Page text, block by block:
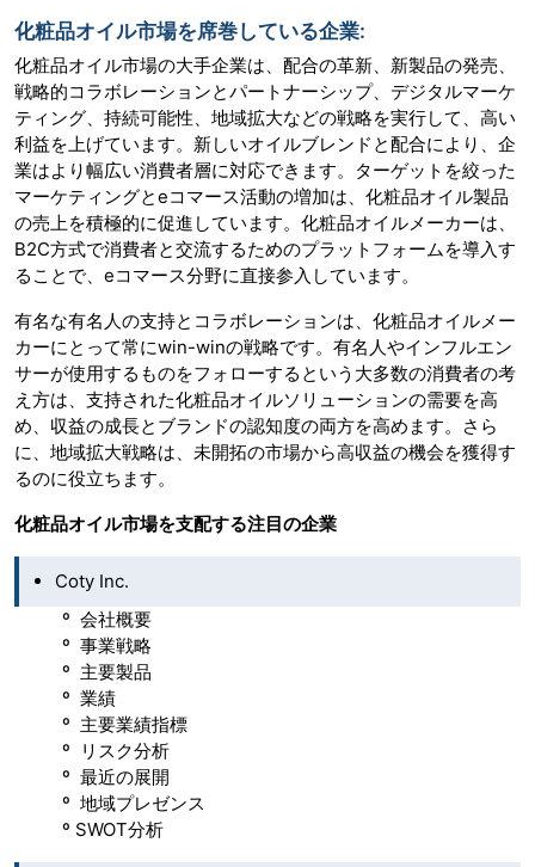
化粧品オイル市場を席巻している企業:
化粧品オイル市場の大手企業は、配合の革新、新製品の発売、
戦略的コラボレーションとパートナーシップ、デジタルマーケ
ティング、持続可能性、地域拡大などの戦略を実行して、高い
利益を上げています。新しいオイルブレンドと配合により、企
業はより幅広い消費者層に対応できます。ターゲットを絞った
マーケティングとeコマース活動の増加は、化粧品オイル製品
の売上を積極的に促進しています。化粧品オイルメーカーは、
B2C方式で消費者と交流するためのプラットフォームを導入す
ることで、eコマース分野に直接参入しています。
有名な有名人の支持とコラボレーションは、化粧品オイルメー
カーにとって常にwin-winの戦略です。有名人やインフルエン
サーが使用するものをフォローするという大多数の消費者の考
え方は、支持された化粧品オイルソリューションの需要を高
め、収益の成長とブランドの認知度の両方を高めます。さら
に、地域拡大戦略は、未開拓の市場から高収益の機会を獲得す
るのに役立ちます。
化粧品オイル市場を支配する注目の企業
Coty Inc.
º 会社概要
º 事業戦略
º 主要製品
º 業績
º 主要業績指標
º リスク分析
º 最近の展開
º 地域プレゼンス
º SWOT分析